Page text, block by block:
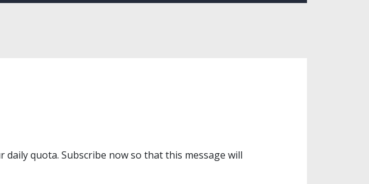
quota. Subscribe now so that this message will